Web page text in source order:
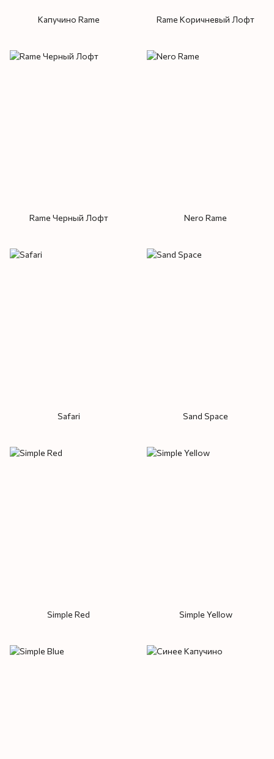
Капучино Rame Rame Коричневый Лофт
Rame Черный Лофт Nero Rame
Safari Sand Space
Simple Red Simple Yellow